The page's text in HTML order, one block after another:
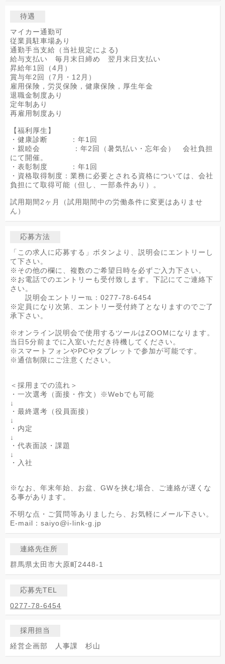
待遇
マイカー通勤可
従業員駐車場あり
通勤手当支給（当社規定による)
給与支払い 毎月末日締め 翌月末日支払い
昇給年1回（4月）
賞与年2回（7月・12月）
雇用保険，労災保険，健康保険，厚生年金
退職金制度あり
定年制あり
再雇用制度あり
【福利厚生】
・健康診断 ：年1回
・親睦会 ：年2回（暑気払い・忘年会） 会社負担
にて開催。
・表彰制度 ：年1回
・資格取得制度：業務に必要とされる資格については、会社
負担にて取得可能（但し、一部条件あり）。
試用期間2ヶ月（試用期間中の労働条件に変更はありませ
ん）
応募方法
「この求人に応募する」ボタンより、説明会にエントリーし
て下さい。
※その他の欄に、複数のご希望日時を必ずご入力下さい。
※お電話でのエントリーも受付致します。下記にてご連絡下
さい。
説明会エントリー℡：0277-78-6454
※定員になり次第、エントリー受付終了となりますのでご了
承下さい。
※オンライン説明会で使用するツールはZOOMになります。
当日5分前までに入室いただき待機してください。
※スマートフォンやPCやタブレットで参加が可能です。
※通信制限にご注意ください。
＜採用までの流れ＞
・一次選考（面接・作文）※Webでも可能
↓
・最終選考（役員面接）
↓
・内定
↓
・代表面談・課題
↓
・入社
※なお、年末年始、お盆、GWを挟む場合、ご連絡が遅くな
る事があります。
不明な点・ご質問等ありましたら、お気軽にメール下さい。
E-mail：saiyo@i-link-g.jp
連絡先住所
群馬県太田市大原町2448-1
応募先TEL
0277-78-6454
採用担当
経営企画部 人事課 杉山